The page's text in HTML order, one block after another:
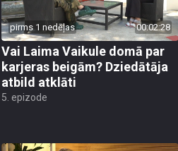
pirms 1 nedēļas 00:02:28
Vai Laima Vaikule domā par
karjeras beigām? Dziedātāja
atbild atklāti
5. epizode